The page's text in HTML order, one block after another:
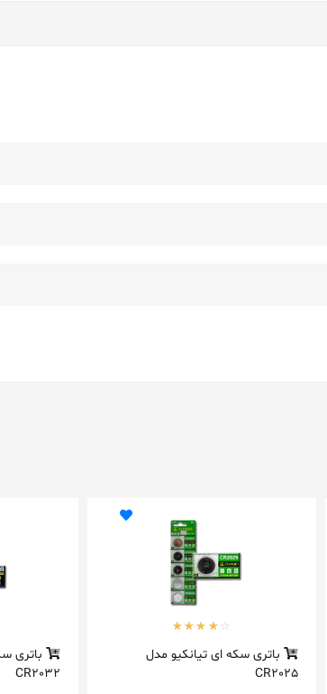
باتری سکه ای تیانکیو مدل
CR2025
باتری
CR2032